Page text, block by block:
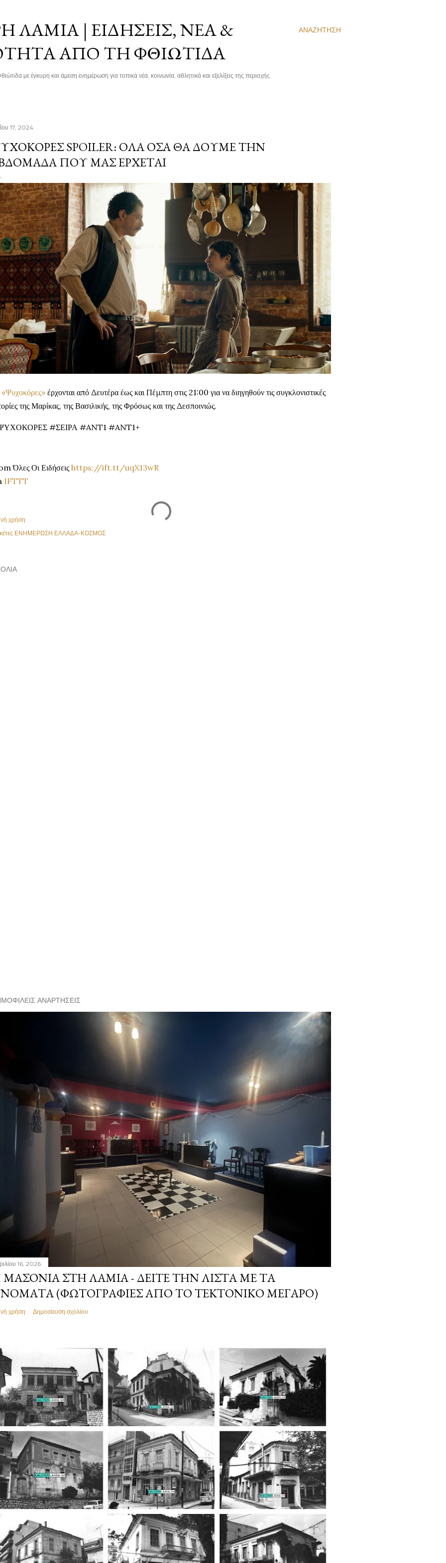
ΑΝΑΖΉΤΗΣΗ
ΛΑΜΊΑ | ΕΙΔΉΣΕΙΣ, ΝΈΑ &
ΑΠΌ ΤΗ ΦΘΙΏΤΙΔΑ
με έγκυρη και άμεση ενημέρωση για τοπικά νέα, κοινωνία, αθλητικά και εξελίξεις της περιοχής.
17, 2024
SPOILER: ΟΛΑ ΌΣΑ ΘΑ ΔΟΎΜΕ ΤΗΝ
ΠΟΥ ΜΑΣ ΈΡΧΕΤΑΙ
«Ψυχοκόρες» έρχονται από Δευτέρα έως και Πέμπτη στις 21:00 για να διηγηθούν τις συγκλονιστικές
της Μαρίκας, της Βασιλικής, της Φρόσως και της Δεσποινιώς.
#ΣΕΙΡΑ #ANT1 #ANT1+
Όλες Οι Ειδήσεις https://ift.tt/uqX13wR
IFTTT
χρήση
ΕΝΗΜΕΡΩΣΗ ΕΛΛΑΔΑ-ΚΟΣΜΟΣ
ΑΝΑΡΤΉΣΕΙΣ
16, 2026
ΣΤΗ ΛΑΜΊΑ - ΔΕΊΤΕ ΤΗΝ ΛΊΣΤΑ ΜΕ ΤΑ
(ΦΩΤΟΓΡΑΦΊΕΣ ΑΠΌ ΤΟ ΤΕΚΤΟΝΙΚΌ ΜΈΓΑΡΟ)
χρήση Δημοσίευση σχολίου